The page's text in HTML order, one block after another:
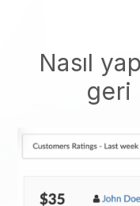
Nasıl
geri